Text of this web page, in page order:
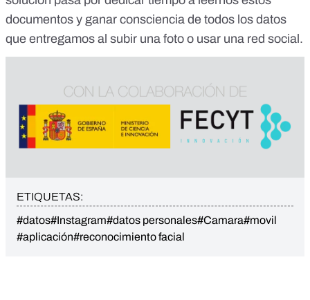
documentos y ganar consciencia de todos los datos
que entregamos al subir una foto o usar una red social.
ETIQUETAS:
#datos#Instagram#datos personales#Camara#movil
#aplicación#reconocimiento facial